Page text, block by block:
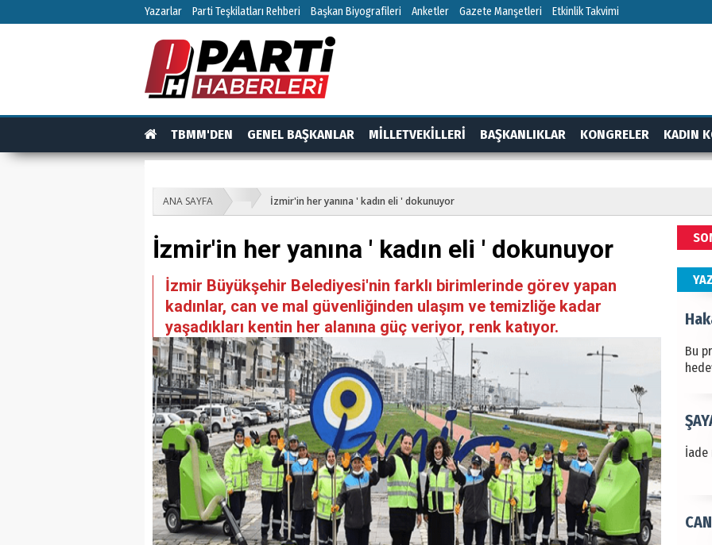
Yazarlar Parti Teşkilatları Rehberi Başkan Biyografileri Anketler Gazete Manşetleri Etkinlik Takvimi
TBMM'DEN GENEL BAŞKANLAR MİLLETVEKİLLERİ BAŞKANLIKLAR KONGRELER KADIN
ANA SAYFA İzmir'in her yanına ' kadın eli ' dokunuyor
İzmir'in her yanına ' kadın eli ' dokunuyor
İzmir Büyükşehir Belediyesi'nin farklı birimlerinde görev yapan
kadınlar, can ve mal güvenliğinden ulaşım ve temizliğe kadar
yaşadıkları kentin her alanına güç veriyor, renk katıyor.
ALİ
Bu
İade